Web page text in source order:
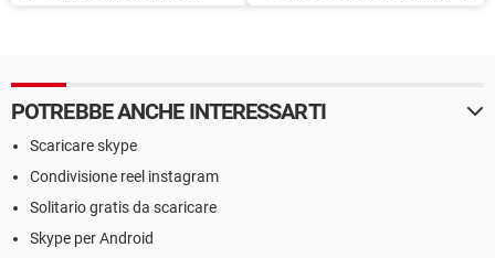
POTREBBE ANCHE INTERESSARTI
Scaricare skype
Condivisione reel instagram
Solitario gratis da scaricare
Skype per Android